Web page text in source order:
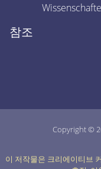
참조
Copyright ©
이 저작물은 크리에이티브